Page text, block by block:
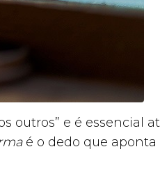
outros” e é essencial
é o dedo que aponta